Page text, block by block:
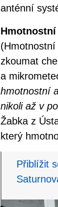
anténní
(Hmotnostní
zkoumat
a
hmotnostní
nikoli až v
Žabka z
který
Přiblížit